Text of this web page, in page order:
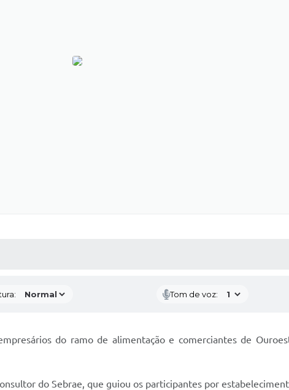
Tom de voz:
do ramo de alimentação e comerciantes de
do Sebrae, que guiou os participantes por